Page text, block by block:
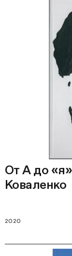
От А до
Коваленко
2020